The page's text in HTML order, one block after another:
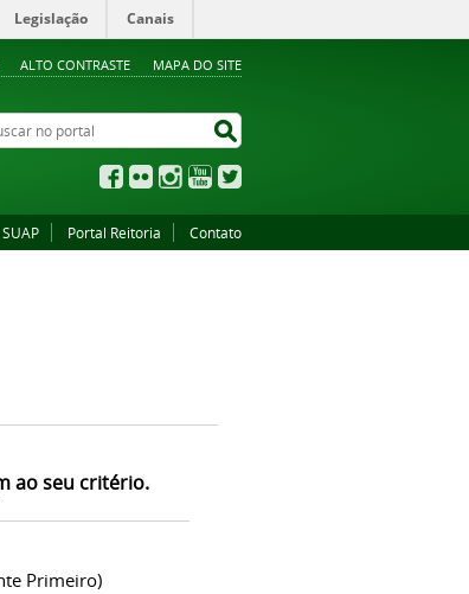
ALTO CONTRASTE MAPA DO SITE
Legislação Canais
no portal
Facebook
Flickr InstagramYouTube
SUAP Portal Reitoria Contato
ao seu critério.
Primeiro)